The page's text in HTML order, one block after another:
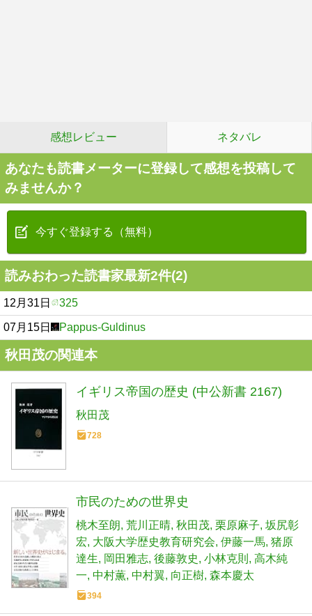
感想レビュー ネタバレ
あなたも読書メーターに登録して感想を投稿して
みませんか？
今すぐ登録する（無料）
読みおわった読書家最新2件(2)
12月31日 325
07月15日 Pappus-Guldinus
秋田茂の関連本
イギリス帝国の歴史 (中公新書 2167)
秋田茂
728
市民のための世界史
桃木至朗 荒川正晴 秋田茂 栗原麻子 坂尻彰
宏 大阪大学歴史教育研究会 伊藤一馬 猪原
達生
岡田雅志 後藤敦史 小林克則
高木純
一 中村薫 中村翼 向正樹 森本慶太
394